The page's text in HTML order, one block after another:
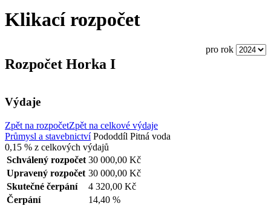
Klikací rozpočet
pro rok
Rozpočet Horka I
Výdaje
Zpět na rozpočetZpět na celkové výdaje
Průmysl a stavebnictví Pododdíl Pitná voda
0,15 % z celkových výdajů
Schválený rozpočet 30 000,00 Kč
Upravený rozpočet 30 000,00 Kč
Skutečné čerpání
4 320,00 Kč
Čerpání
14,40 %